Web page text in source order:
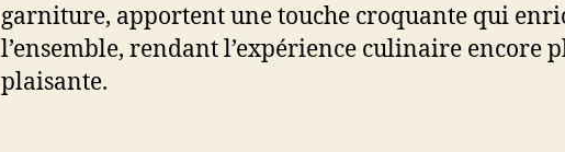
garniture, apportent une touche croquante qui
l’ensemble, rendant l’expérience culinaire encore
plaisante.